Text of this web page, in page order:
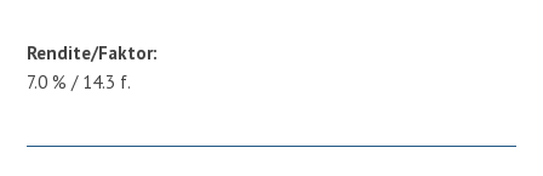
Rendite/Faktor:
7.0 % / 14.3 f.